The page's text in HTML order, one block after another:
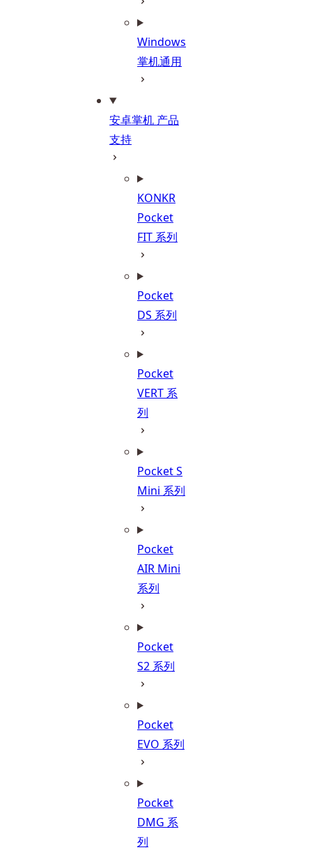
Windows
掌机通用
安卓掌机 产品
支持
KONKR
Pocket
FIT 系列
Pocket
DS 系列
Pocket
VERT 系
列
Pocket S
Mini 系列
Pocket
AIR Mini
系列
Pocket
S2 系列
Pocket
EVO 系列
Pocket
DMG 系
列